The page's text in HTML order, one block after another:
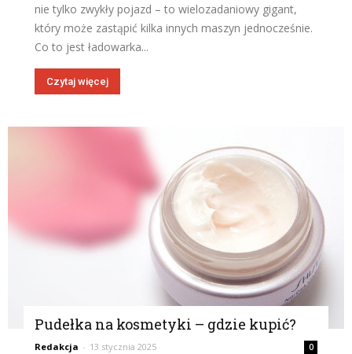
nie tylko zwykły pojazd – to wielozadaniowy gigant,
który może zastąpić kilka innych maszyn jednocześnie.
Co to jest ładowarka...
Czytaj więcej
Pudełka na kosmetyki – gdzie kupić?
Redakcja - 13 stycznia 2025 0